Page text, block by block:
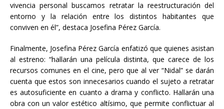
vivencia personal buscamos retratar la reestructuración del
entorno y la relación entre los distintos habitantes que
conviven en él”, destaca Josefina Pérez García.
Finalmente, Josefina Pérez García enfatizó que quienes asistan
al estreno: “hallarán una película distinta, que carece de los
recursos comunes en el cine, pero que al ver “Nidal” se darán
cuenta que estos son innecesarios cuando el sujeto a retratar
es autosuficiente en cuanto a drama y conflicto. Hallarán una
obra con un valor estético altísimo, que permite conflictuar al